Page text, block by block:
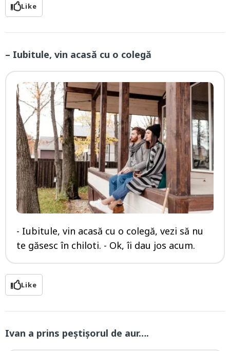
Like
– Iubitule, vin acasă cu o colegă
- Iubitule, vin acasă cu o colegă, vezi să nu
te găsesc în chiloti. - Ok, îi dau jos acum.
Like
Ivan a prins peștișorul de aur….